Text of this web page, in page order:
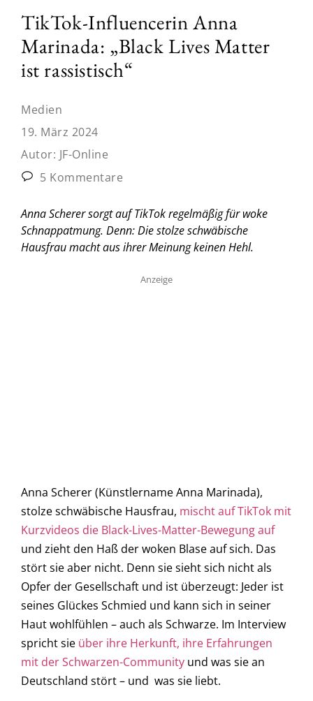
TikTok-Influencerin Anna
Marinada: „Black Lives Matter
ist rassistisch“
Medien
19. März 2024
Autor: JF-Online
5 Kommentare
Anna Scherer sorgt auf TikTok regelmäßig für woke
Schnappatmung. Denn: Die stolze schwäbische
Hausfrau macht aus ihrer Meinung keinen Hehl.
Anzeige
Anna Scherer (Künstlername Anna Marinada),
stolze schwäbische Hausfrau, mischt auf TikTok mit
Kurzvideos die Black-Lives-Matter-Bewegung auf
und zieht den Haß der woken Blase auf sich. Das
stört sie aber nicht. Denn sie sieht sich nicht als
Opfer der Gesellschaft und ist überzeugt: Jeder ist
seines Glückes Schmied und kann sich in seiner
Haut wohlfühlen – auch als Schwarze. Im Interview
spricht sie über ihre Herkunft, ihre Erfahrungen
mit der Schwarzen-Community und was sie an
Deutschland stört – und was sie liebt.